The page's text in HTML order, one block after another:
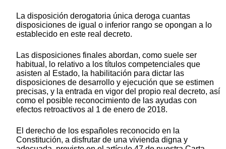
La disposición derogatoria única deroga cuantas
disposiciones de igual o inferior rango se opongan a lo
establecido en este real decreto.
Las disposiciones finales abordan, como suele ser
habitual, lo relativo a los títulos competenciales que
asisten al Estado, la habilitación para dictar las
disposiciones de desarrollo y ejecución que se estimen
precisas, y la entrada en vigor del propio real decreto, así
como el posible reconocimiento de las ayudas con
efectos retroactivos al 1 de enero de 2018.
El derecho de los españoles reconocido en la
Constitución, a disfrutar de una vivienda digna y